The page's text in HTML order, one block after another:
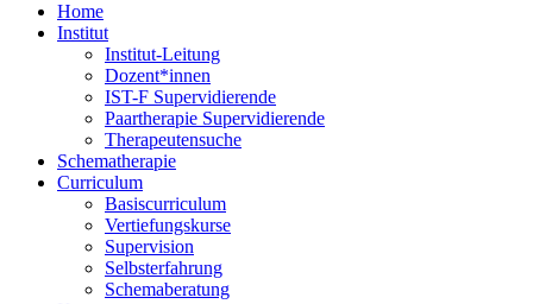
Home
Institut
Institut-Leitung
Dozent*innen
IST-F Supervidierende
Paartherapie Supervidierende
Therapeutensuche
Schematherapie
Curriculum
Basiscurriculum
Vertiefungskurse
Supervision
Selbsterfahrung
Schemaberatung